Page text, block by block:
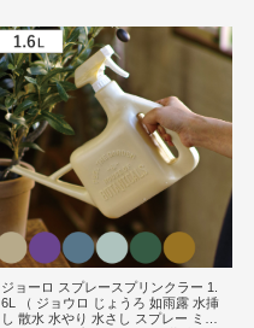
ジョーロ スプレースプリンクラー 1.
6L （ ジョウロ じょうろ 如雨露 水挿
し 散水 水やり 水さし スプレー ミス